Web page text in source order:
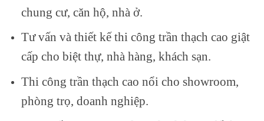
chung cư, căn hộ, nhà ở.
Tư vấn và thiết kế thi công trần thạch cao giật
cấp cho biệt thự, nhà hàng, khách sạn.
Thi công trần thạch cao nổi cho showroom,
phòng trọ, doanh nghiệp.